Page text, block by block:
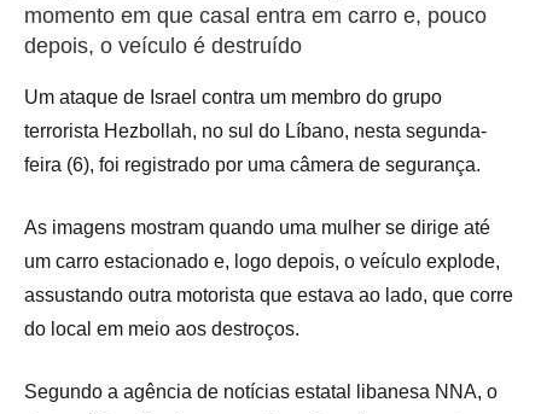
momento em que casal entra em carro e, pouco
depois, o veículo é destruído
Um ataque de Israel contra um membro do grupo
terrorista Hezbollah, no sul do Líbano, nesta segunda-
feira (6), foi registrado por uma câmera de segurança.
As imagens mostram quando uma mulher se dirige até
um carro estacionado e, logo depois, o veículo explode,
assustando outra motorista que estava ao lado, que corre
do local em meio aos destroços.
Segundo a agência de notícias estatal libanesa NNA, o